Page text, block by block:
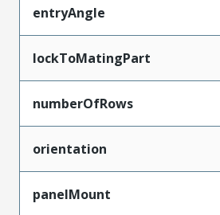
entryAngle
lockToMatingPart
numberOfRows
orientation
panelMount